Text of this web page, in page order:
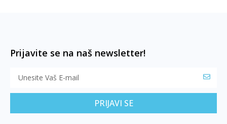
Prijavite se na naš newsletter!
PRIJAVI SE